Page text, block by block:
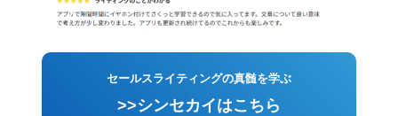
セールスライティングの真髄を学ぶ
>>シンセカイはこちら